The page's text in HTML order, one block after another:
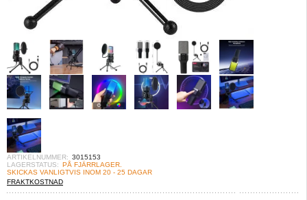
ARTIKELNUMMER: 3015153
LAGERSTATUS: PÅ FJÄRRLAGER.
SKICKAS VANLIGTVIS INOM 20 - 25 DAGAR
FRAKTKOSTNAD